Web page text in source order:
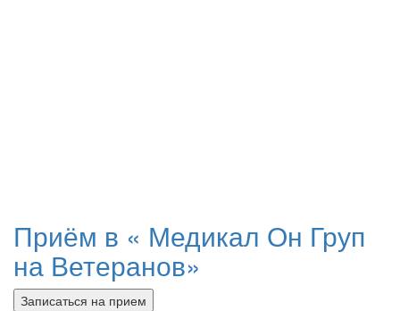
Приём в « Медикал Он Груп
на Ветеранов»
Записаться на прием